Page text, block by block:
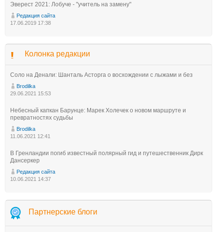
Эверест 2021: Лобуче - "учитель на замену"
Редакция сайта
17.06.2019 17:38
Колонка редакции
Соло на Денали: Шанталь Асторга о восхождении с лыжами и без
Brodilka
29.06.2021 15:53
Небесный капкан Барунце: Марек Холечек о новом маршруте и
превратностях судьбы
Brodilka
11.06.2021 12:41
В Гренландии погиб известный полярный гид и путешественник Дирк
Дансеркер
Редакция сайта
10.06.2021 14:37
Партнерские блоги